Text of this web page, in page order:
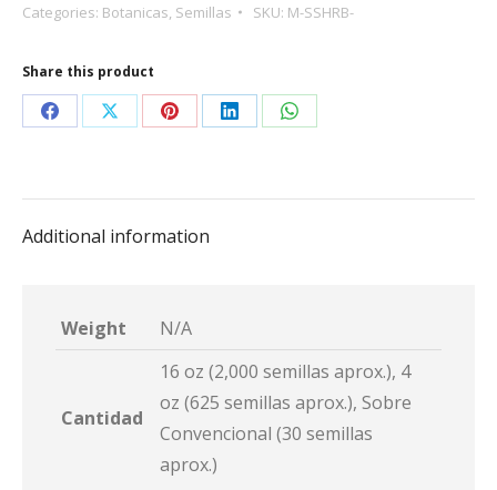
Badillo
Categories: Botanicas, Semillas SKU: M-SSHRB-
Share this product
Share Share Share Share Share
Additional information
Weight N/A
Cantidad
16 oz (2,000 semillas aprox.), 4
oz (625 semillas aprox.), Sobre
Convencional (30 semillas
aprox.)